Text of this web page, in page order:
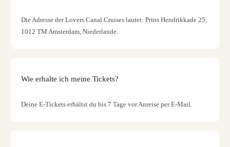
Die Adresse der Lovers Canal Cruises lautet: Prins Hendrikkade 25,
1012 TM Amsterdam, Niederlande.
Wie erhalte ich meine Tickets?
Deine E-Tickets erhältst du bis 7 Tage vor Anreise per E-Mail.